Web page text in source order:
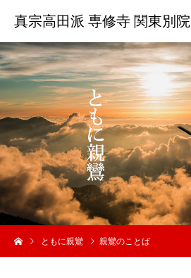
真宗高田派 専修寺 関東別院
ともに親鸞 親鸞のことば